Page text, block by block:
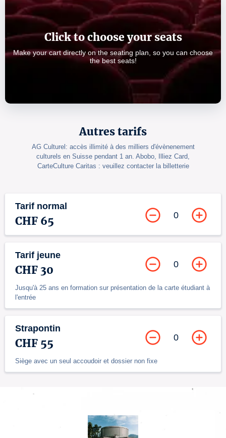
Click to choose your seats
Make your cart directly on the seating plan, so you can choose
the best seats!
Autres tarifs
AG Culturel: accès illimité à des milliers d'évènenement
culturels en Suisse pendant 1 an. Abobo, Illiez Card,
CarteCulture Caritas : veuillez contacter la billetterie
Tarif normal
CHF 65 0
Tarif jeune
CHF 30
Jusqu'à 25 ans en formation sur présentation de la carte étudiant à
l'entrée
0
Strapontin
CHF 55
Siège avec un seul accoudoir et dossier non fixe
0